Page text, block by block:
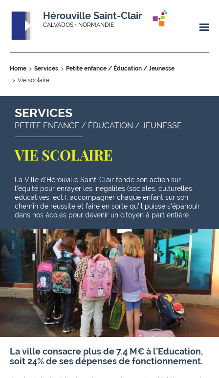
Hérouville Saint-Clair
CALVADOS • NORMANDIE
Home Services
Petite enfance / Éducation / Jeunesse
Vie scolaire
SERVICES
PETITE ENFANCE / ÉDUCATION / JEUNESSE
VIE SCOLAIRE
La Ville d'Hérouville Saint-Clair fonde son action sur
l'équité pour enrayer les inégalités (sociales, culturelles,
éducatives, ect.), accompagner chaque enfant sur son
chemin de réussite et faire en sorte qu'il puisse s'épanouir
dans nos écoles pour devenir un citoyen à part entière.
La ville consacre plus de 7.4 M€ à l’Education,
soit 24% de ses dépenses de fonctionnement.